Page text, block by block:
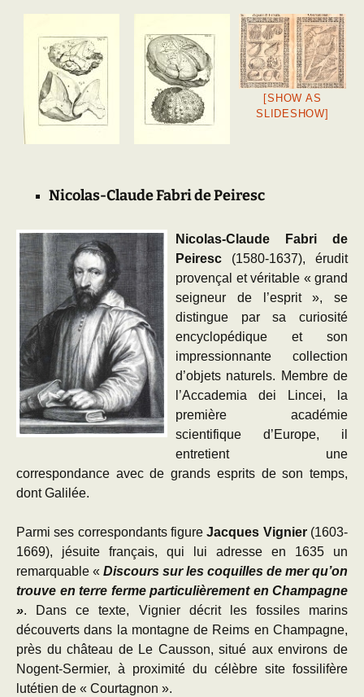
[SHOW AS
SLIDESHOW]
Nicolas-Claude Fabri de Peiresc
Nicolas-Claude Fabri de
Peiresc (1580-1637), érudit
provençal et véritable « grand
seigneur de l’esprit », se
distingue par sa curiosité
encyclopédique et son
impressionnante collection
d’objets naturels. Membre de
l’Accademia dei Lincei, la
première académie
scientifique d’Europe, il
entretient une
correspondance avec de grands esprits de son temps,
dont Galilée.
Parmi ses correspondants figureJacques Vignier (1603-
1669), jésuite français, qui lui adresse en 1635 un
remarquable « Discours sur les coquilles de mer qu’on
trouve en terre ferme particulièrement en Champagne
». Dans ce texte, Vignier décrit les fossiles marins
découverts dans la montagne de Reims en Champagne,
près du château de Le Causson, situé aux environs de
Nogent-Sermier, à proximité du célèbre site fossilifère
lutétien de « Courtagnon ».